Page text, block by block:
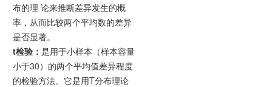
布的理 论来推断差异发生的概
率，从而比较两个平均数的差异
是否显著。
t检验： 是用于小样本（样本容量
小于30）的两个平均值差异程度
的检验方法。它是用T分布理论